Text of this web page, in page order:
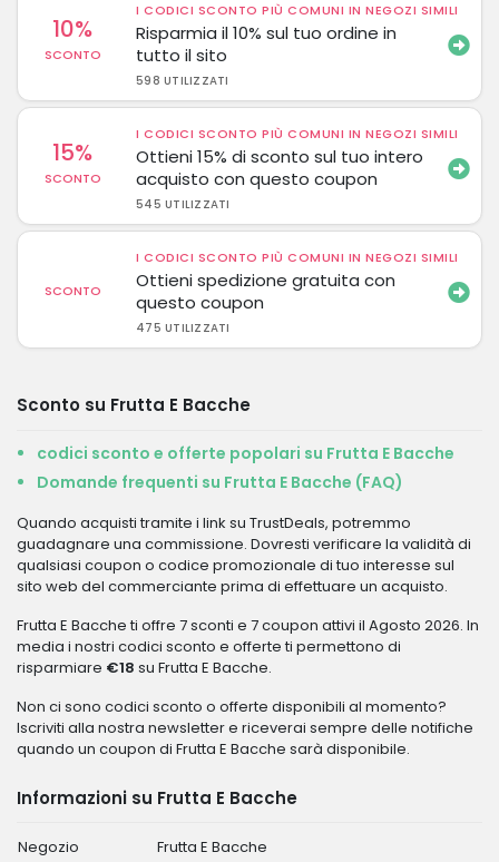
10%
SCONTO
I CODICI SCONTO PIÙ COMUNI IN NEGOZI SIMILI
Risparmia il 10% sul tuo ordine in
tutto il sito
598 UTILIZZATI
15%
SCONTO
I CODICI SCONTO PIÙ COMUNI IN NEGOZI SIMILI
Ottieni 15% di sconto sul tuo intero
acquisto con questo coupon
545 UTILIZZATI
SCONTO
I CODICI SCONTO PIÙ COMUNI IN NEGOZI SIMILI
Ottieni spedizione gratuita con
questo coupon
475 UTILIZZATI
Sconto su Frutta E Bacche
codici sconto e offerte popolari su Frutta E Bacche
Domande frequenti su Frutta E Bacche (FAQ)
Quando acquisti tramite i link su TrustDeals, potremmo
guadagnare una commissione. Dovresti verificare la validità di
qualsiasi coupon o codice promozionale di tuo interesse sul
sito web del commerciante prima di effettuare un acquisto.
Frutta E Bacche ti offre 7 sconti e 7 coupon attivi il Agosto 2026. In
media i nostri codici sconto e offerte ti permettono di
risparmiare €18 su Frutta E Bacche.
Non ci sono codici sconto o offerte disponibili al momento?
Iscriviti alla nostra newsletter e riceverai sempre delle notifiche
quando un coupon di Frutta E Bacche sarà disponibile.
Informazioni su Frutta E Bacche
Negozio
Frutta E Bacche